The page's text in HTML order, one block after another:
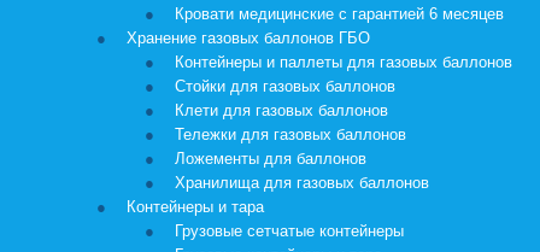
Кровати медицинские с гарантией 6 месяцев
Хранение газовых баллонов ГБО
Контейнеры и паллеты для газовых баллонов
Стойки для газовых баллонов
Клети для газовых баллонов
Тележки для газовых баллонов
Ложементы для баллонов
Хранилища для газовых баллонов
Контейнеры и тара
Грузовые сетчатые контейнеры